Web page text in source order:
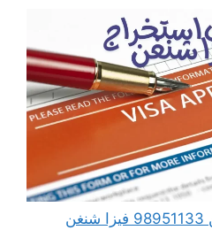
مكتب استخراج فيزا شنغن 98951133 فيزا شنغن